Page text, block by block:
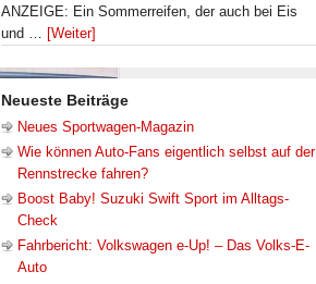
ANZEIGE: Ein Sommerreifen, der auch bei Eis
und … [Weiter]
Neueste Beiträge
Neues Sportwagen-Magazin
Wie können Auto-Fans eigentlich selbst auf der
Rennstrecke fahren?
Boost Baby! Suzuki Swift Sport im Alltags-
Check
Fahrbericht: Volkswagen e-Up! – Das Volks-E-
Auto